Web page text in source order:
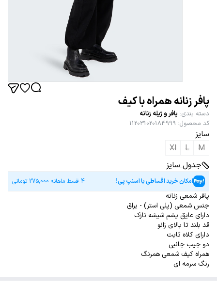
پافر زنانه همراه با کیف
دسته بندی: پافر و ژیله زنانه
کد محصول:
112031020184999
سایز
M
L
Xl
جدول سایز
امکان خرید اقساطی با اسنپ پی! 4 قسط ماهانه 275,000 تومانی
پافر شمعی زنانه
جنس شمعی (پلی استر) - براق
دارای عایق پشم شیشه نازک
قد بلند تا بالای زانو
دارای کلاه ثابت
دو جیب جانبی
همراه کیف شمعی همرنگ
رنگ سرمه ای